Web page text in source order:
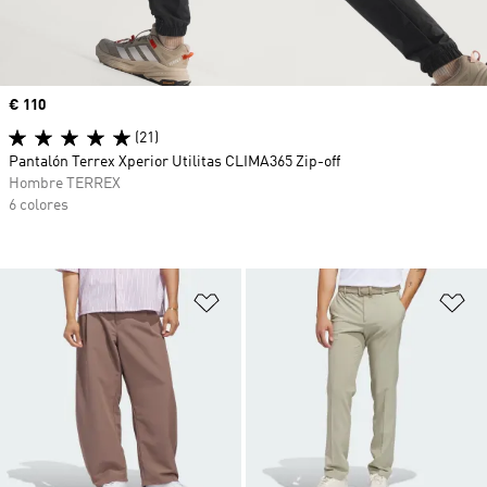
Añadir a la lista de deseos
Precio
€ 110
(21)
Pantalón Terrex Xperior Utilitas CLIMA365 Zip-off
Hombre TERREX
6 colores